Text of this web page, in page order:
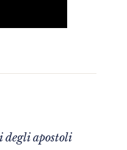
degli apostoli